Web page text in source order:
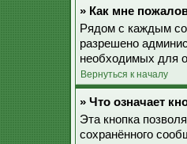
» Как мне
Рядом с каждым
разрешено
необходимых для
Вернуться к началу
» Что означает
Эта кнопка
сохранённого